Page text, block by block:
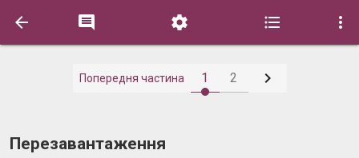
    
Попередня частина 1 2 
Перезавантаження